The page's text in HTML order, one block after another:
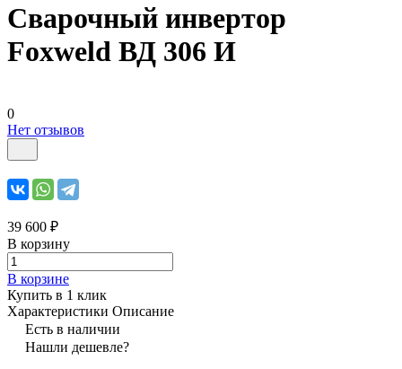
Сварочный инвертор
Foxweld ВД 306 И
0
Нет отзывов
39 600 ₽
В корзину
В корзине
Купить в 1 клик
Характеристики Описание
Есть в наличии
Нашли дешевле?